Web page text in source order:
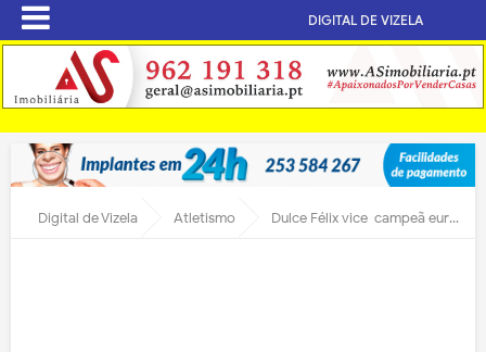
DIGITAL DE VIZELA
Digital de Vizela Atletismo Dulce Félix vice-campeã europeia de corta-mato